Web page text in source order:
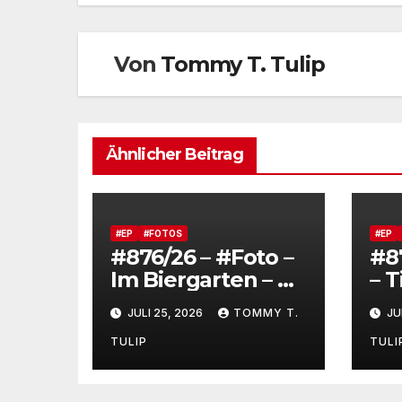
Von Tommy T. Tulip
Ähnlicher Beitrag
#EP #FOTOS
#876/26 – #Foto –
Im Biergarten – At
the Beer Garden
JULI 25, 2026 TOMMY T.
TULIP
#EP
–